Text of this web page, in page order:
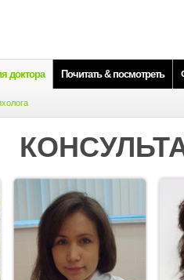
доктора Почитать & посмотреть